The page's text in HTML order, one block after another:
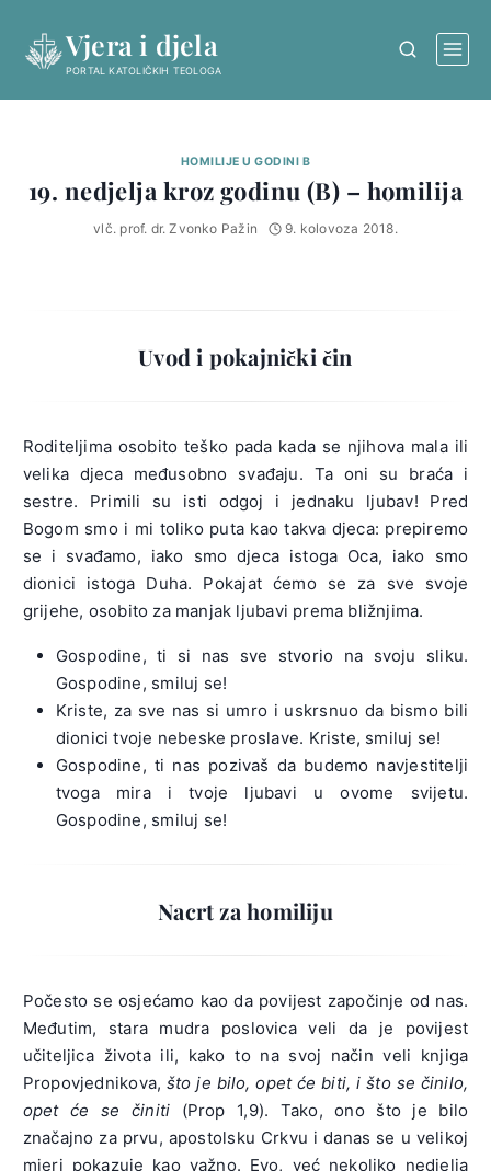
content
Vjera i djela
PORTAL KATOLIČKIH TEOLOGA
HOMILIJE U GODINI B
19. nedjelja kroz godinu (B) – homilija
vlč. prof. dr. Zvonko Pažin 9. kolovoza 2018.
Uvod i pokajnički čin
Roditeljima osobito teško pada kada se njihova mala ili
velika djeca međusobno svađaju. Ta oni su braća i
sestre. Primili su isti odgoj i jednaku ljubav! Pred
Bogom smo i mi toliko puta kao takva djeca: prepiremo
se i svađamo, iako smo djeca istoga Oca, iako smo
dionici istoga Duha. Pokajat ćemo se za sve svoje
grijehe, osobito za manjak ljubavi prema bližnjima.
Gospodine, ti si nas sve stvorio na svoju sliku.
Gospodine, smiluj se!
Kriste, za sve nas si umro i uskrsnuo da bismo bili
dionici tvoje nebeske proslave. Kriste, smiluj se!
Gospodine, ti nas pozivaš da budemo navjestitelji
tvoga mira i tvoje ljubavi u ovome svijetu.
Gospodine, smiluj se!
Nacrt za homiliju
Počesto se osjećamo kao da povijest započinje od nas.
Međutim, stara mudra poslovica veli da je povijest
učiteljica života ili, kako to na svoj način veli knjiga
Propovjednikova, što je bilo, opet će biti, i što se činilo,
opet će se činiti (Prop 1,9). Tako, ono što je bilo
značajno za prvu, apostolsku Crkvu i danas se u velikoj
mjeri pokazuje kao važno. Evo, već nekoliko nedjelja